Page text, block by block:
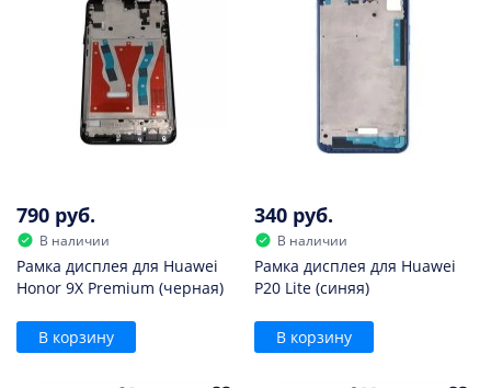
790 руб.
В наличии
Рамка дисплея для Huawei
Honor 9X Premium (черная)
В корзину
340 руб.
В наличии
Рамка дисплея для Huawei
P20 Lite (синяя)
В корзину